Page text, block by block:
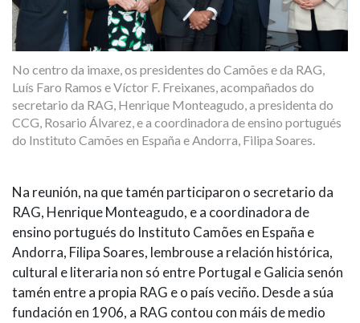
No centro da imaxe, os presidentes do Camões e da RAG,
Luís Faro Ramos e Víctor F. Freixanes, acompañados do
secretario da RAG, Henrique Monteagudo, a presidenta do
CCG, Rosario Álvarez, e a coordinadora de ensino portugués
do Instituto Camões en España e Andorra, Filipa Soares.
Na reunión, na que tamén participaron o secretario da
RAG, Henrique Monteagudo, e a coordinadora de
ensino portugués do Instituto Camões en España e
Andorra, Filipa Soares, lembrouse a relación histórica,
cultural e literaria non só entre Portugal e Galicia senón
tamén entre a propia RAG e o país veciño. Desde a súa
fundación en 1906, a RAG contou con máis de medio